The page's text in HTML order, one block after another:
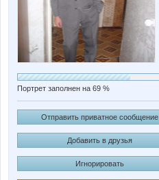
Портрет заполнен на 69 %
Отправить приватное сообщение
Добавить в друзья
Игнорировать